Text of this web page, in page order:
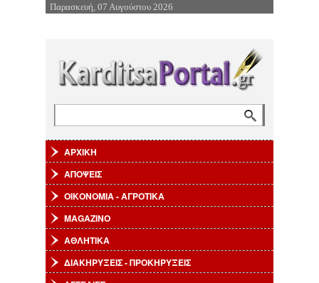
Επιστροφή στην Πλοήγηση
Παρασκευή, 07 Αυγούστου 2026
ΑΡΧΙΚΗ
ΑΠΟΨΕΙΣ
ΟΙΚΟΝΟΜΙΑ - ΑΓΡΟΤΙΚΑ
MAGAZINO
ΑΘΛΗΤΙΚΑ
ΔΙΑΚΗΡΥΞΕΙΣ - ΠΡΟΚΗΡΥΞΕΙΣ